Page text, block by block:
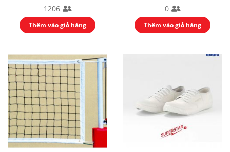
1206
Thêm vào giỏ hàng
0
Thêm vào giỏ hàng